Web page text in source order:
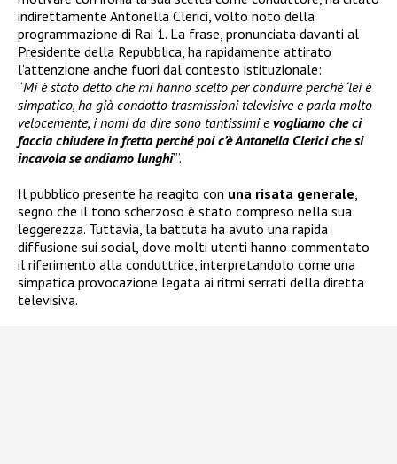
indirettamente Antonella Clerici, volto noto della
programmazione di Rai 1. La frase, pronunciata davanti al
Presidente della Repubblica, ha rapidamente attirato
l’attenzione anche fuori dal contesto istituzionale:
“Mi è stato detto che mi hanno scelto per condurre perché ‘lei è
simpatico, ha già condotto trasmissioni televisive e parla molto
velocemente, i nomi da dire sono tantissimi evogliamo che ci
faccia chiudere in fretta perché poi c’è Antonella Clerici che si
incavola se andiamo lunghi’”.
Il pubblico presente ha reagito con una risata generale
segno che il tono scherzoso è stato compreso nella sua
leggerezza. Tuttavia, la battuta ha avuto una rapida
diffusione sui social, dove molti utenti hanno commentato
il riferimento alla conduttrice, interpretandolo come una
simpatica provocazione legata ai ritmi serrati della diretta
televisiva.